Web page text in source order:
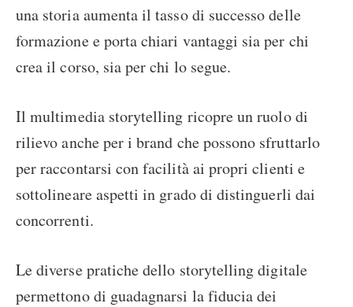
una storia aumenta il tasso di successo delle
formazione e porta chiari vantaggi sia per chi
crea il corso, sia per chi lo segue.
Il multimedia storytelling ricopre un ruolo di
rilievo anche per i brand che possono sfruttarlo
per raccontarsi con facilità ai propri clienti e
sottolineare aspetti in grado di distinguerli dai
concorrenti.
Le diverse pratiche dello storytelling digitale
permettono di guadagnarsi la fiducia dei